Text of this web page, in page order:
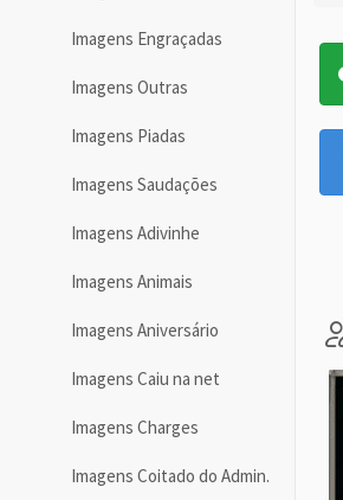
Imagens Engraçadas
Imagens Outras
Imagens Piadas
Imagens Saudações
Imagens Adivinhe
Imagens Animais
Imagens Aniversário
Imagens Caiu na net
Imagens Charges
Imagens Coitado do Admin.